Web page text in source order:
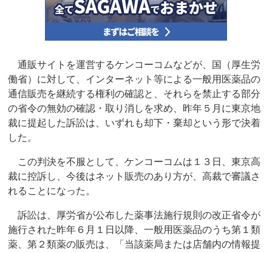
通販サイトを運営するケンコーコムなどが、国（厚生労
働省）に対して、インターネット等による一般用医薬品の
通信販売を継続する権利の確認と、それらを禁止する部分
の省令の無効の確認・取り消しを求め、昨年５月に東京地
裁に提起した訴訟は、いずれも却下・棄却という形で決着
した。
この判決を不服として、ケンコーコムは１３日、東京高
裁に控訴し、今後はネット販売のあり方が、高裁で審議さ
れることになった。
訴訟は、厚労省が公布した薬事法施行規則の改正省令が
施行された昨年６月１日以降、一般用医薬品のうち第１類
薬、第２類薬の販売は、「当該薬局または店舗内の情報提